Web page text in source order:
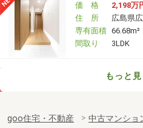
価 格
2,198万
住 所
広島県
専有面積 66.68m²
間取り
3LDK
広島県広島市中区昭和町
専有面積 66.68m²
もっと見
goo住宅・不動産
中古マンショ